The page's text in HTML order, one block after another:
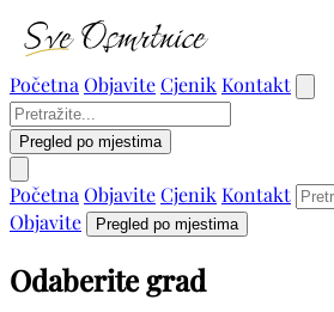
Početna ObjaviteCjenik Kontakt
Pregled po mjestima
Početna ObjaviteCjenik Kontakt
Objavite
Pregled po mjestima
Odaberite grad